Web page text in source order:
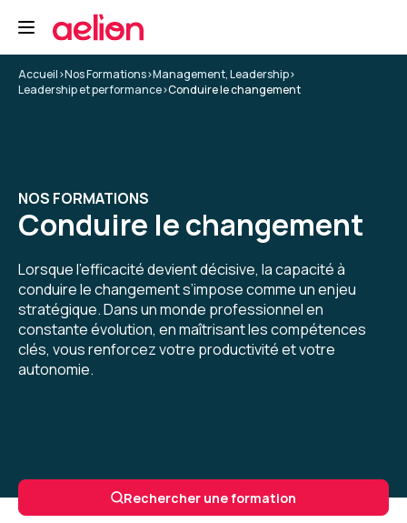
Accueil>Nos Formations>Management, Leadership>
Leadership et performance>Conduire le changement
NOS FORMATIONS
Conduire le changement
Lorsque l’efficacité devient décisive, la capacité à
conduire le changement s’impose comme un enjeu
stratégique. Dans un monde professionnel en
constante évolution, en maîtrisant les compétences
clés, vous renforcez votre productivité et votre
autonomie.
Rechercher une formation